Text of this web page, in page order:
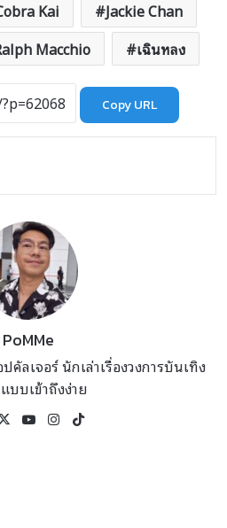
Kai
Jackie Chan
Macchio เฉินหลง
Copy URL
PoMMe
คัลเจอร์ นักเล่าเรื่องวงการบันเทิง
บเข้าถึงง่าย
X YouTubeInstagram